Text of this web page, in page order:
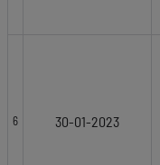
6 30-01-2023